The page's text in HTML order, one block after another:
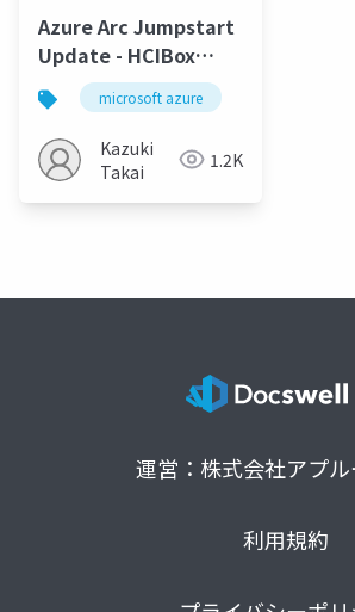
Azure Arc Jumpstart
Update - HCIBox
Editionmicrosoft azure
Kazuki
Takai
1.2K
運営：株式会社アプ
利用規約